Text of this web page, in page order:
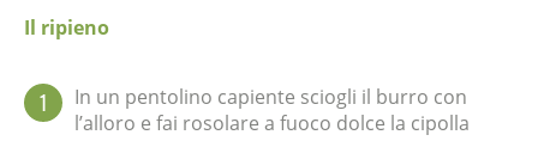
Il ripieno
1
In un pentolino capiente sciogli il burro con
l’alloro e fai rosolare a fuoco dolce la cipolla